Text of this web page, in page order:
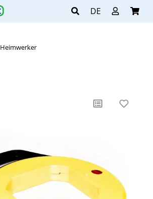
DE
Heimwerker